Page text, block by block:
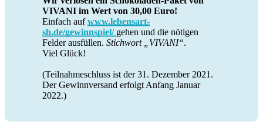
VIVANI im Wert von 30,00 Euro!
Einfach aufwww.lebensart-
sh.de/gewinnspiel/ gehen und die nötigen
Felder ausfüllen. Stichwort „VIVANI“.
Viel Glück!
(Teilnahmeschluss ist der 31. Dezember 2021.
Der Gewinnversand erfolgt Anfang Januar
2022.)